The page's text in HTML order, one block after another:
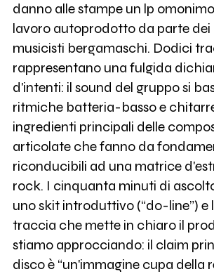
danno alle stampe un lp
lavoro autoprodotto da parte dei
musicisti bergamaschi. Dodici
rappresentano una fulgida
d'intenti: il sound del gruppo si
ritmiche batteria-basso e
ingredienti principali delle
articolate che fanno da
riconducibili ad una matrice
rock. I cinquanta minuti di
uno skit introduttivo (“do-line”) e
traccia che mette in chiaro il
stiamo approcciando: il claim
disco è “un'immagine cupa della